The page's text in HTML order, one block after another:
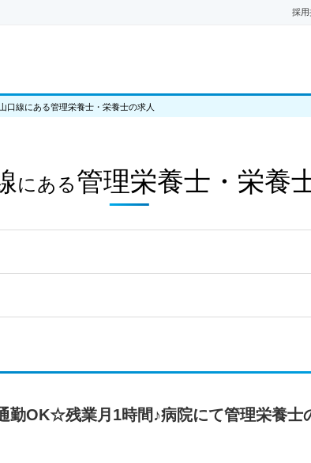
採用
山口線にある管理栄養士・栄養士の求人
にある管理栄養士・栄養
勤OK☆残業月1時間♪病院にて管理栄養士